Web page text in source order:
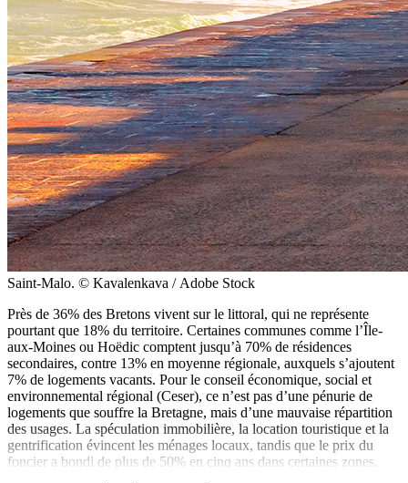
Saint-Malo. © Kavalenkava / Adobe Stock
Près de 36% des Bretons vivent sur le littoral, qui ne représente
pourtant que 18% du territoire. Certaines communes comme l’Île-
aux-Moines ou Hoëdic comptent jusqu’à 70% de résidences
secondaires, contre 13% en moyenne régionale, auxquels s’ajoutent
7% de logements vacants. Pour le conseil économique, social et
environnemental régional (Ceser), ce n’est pas d’une pénurie de
logements que souffre la Bretagne, mais d’une mauvaise répartition
des usages. La spéculation immobilière, la location touristique et la
gentrification évincent les ménages locaux, tandis que le prix du
foncier a bondi de plus de 50% en cinq ans dans certaines zones.